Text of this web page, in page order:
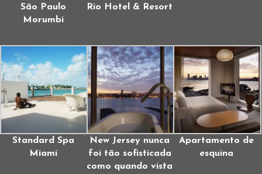
São Paulo
Morumbi
Rio Hotel & Resort
Standard Spa
Miami
New Jersey nunca
foi tão sofisticada
como quando vista
Apartamento de
esquina